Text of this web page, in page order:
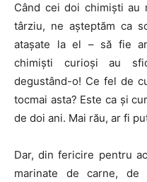
Când cei doi chimiști au
târziu, ne așteptăm ca
atașate la el – să fie
chimiști curioși au
degustând-o! Ce fel de
tocmai asta? Este ca și
de doi ani. Mai rău, ar fi
Dar, din fericire pentru
marinate de carne, de